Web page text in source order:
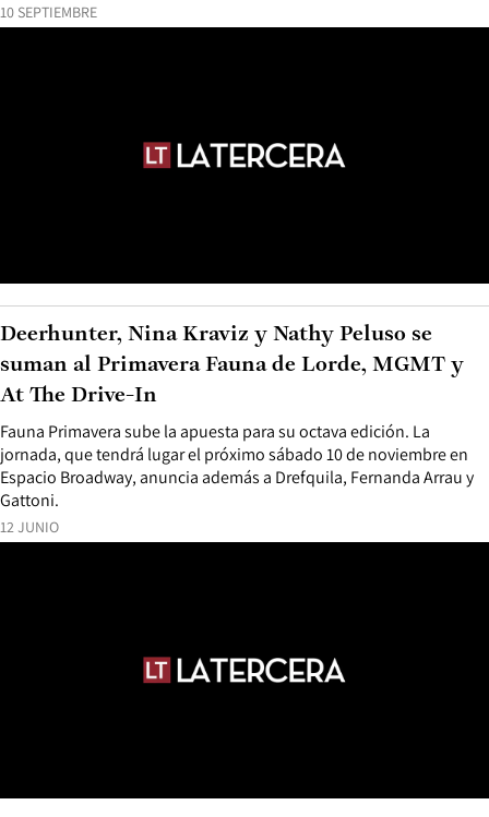
10 SEPTIEMBRE
12 JUNIO
Fauna Primavera sube la apuesta para su octava edición. La
jornada, que tendrá lugar el próximo sábado 10 de noviembre en
Espacio Broadway, anuncia además a Drefquila, Fernanda Arrau y
Gattoni.
Deerhunter, Nina Kraviz y Nathy Peluso se
suman al Primavera Fauna de Lorde, MGMT y
At The Drive-In